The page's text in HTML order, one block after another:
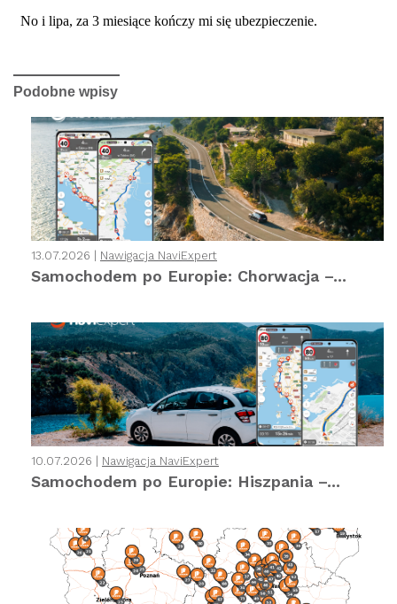
Podobne wpisy
13.07.2026 | Nawigacja NaviExpert
Samochodem po Europie: Chorwacja –...
10.07.2026 | Nawigacja NaviExpert
Samochodem po Europie: Hiszpania –...